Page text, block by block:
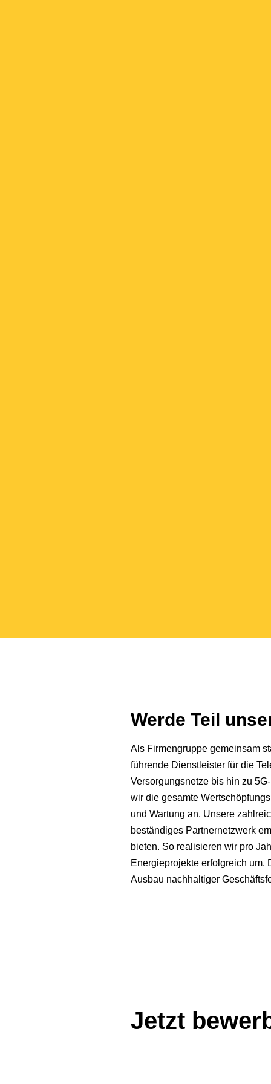
Werde Teil
Als Firmengruppe gemeinsam
führende Dienstleister für die
Versorgungsnetze bis hin zu
wir die gesamte
und Wartung an. Unsere
beständiges Partnernetzwerk
bieten. So realisieren wir pro
Energieprojekte erfolgreich um.
Ausbau nachhaltiger
Jetzt